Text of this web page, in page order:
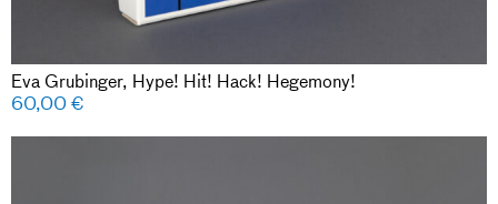
Eva Grubinger, Hype! Hit! Hack! Hegemony!
60,00€